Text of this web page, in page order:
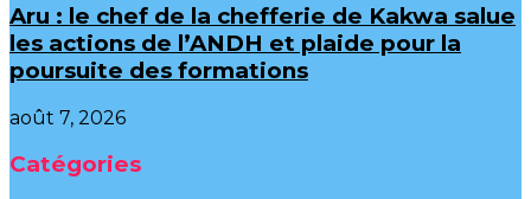
Aru : le chef de la chefferie de Kakwa salue
les actions de l’ANDH et plaide pour la
poursuite des formations
août 7, 2026
Catégories